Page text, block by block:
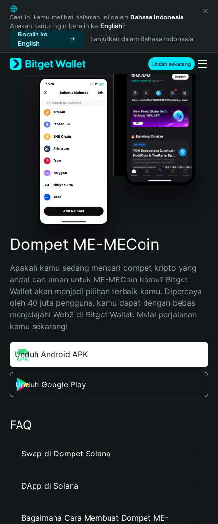
English
日本語
Tiếng Việt
Русский
Español (Latinoamérica)
Türkçe
Italiano
Português (Portugal)
Bahasa Indonesia
Português (Brasil)
Español (Argentina)
Saat ini kamu melihat halaman ini dalam Bahasa Indonesia.
Apakah kamu ingin beralih ke English?
Beralih ke
English
Lanjutkan dalam Bahasa Indonesia
Unduh sekarang
Dompet ME-MECoin
Apakah kamu sedang mencari dompet kripto yang
andal dan aman untuk ME-MECoin kamu? Bitget
Wallet akan menjadi pilihan terbaik kamu. Dipercaya
oleh 40 juta pengguna, kamu dapat dengan bebas
menjelajahi Web3 di Bitget Wallet. Mulai perjalanan
kamu sekarang!
Unduh Android APK
Unduh Google Play
FAQ
Swap di Dompet Solana
DApp di Solana
Bagaimana Cara Membuat Dompet ME-